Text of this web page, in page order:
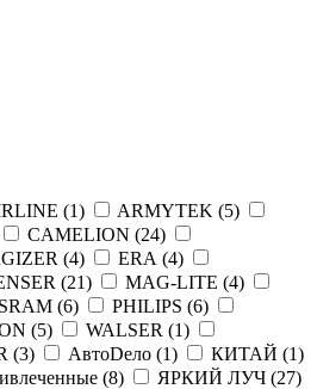
(1) ARMYTEK (5)
CAMELION (24)
(4) ERA (4)
(21) MAG-LITE (4)
(6) PHILIPS (6)
(5) WALSER (1)
(3) АвтоDело (1) КИТАЙ (1)
(8) ЯРКИЙ ЛУЧ (27)